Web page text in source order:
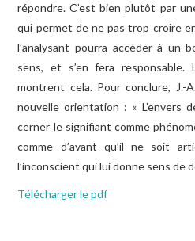
répondre. C’est bien plutôt par
qui permet de ne pas trop croire
l’analysant pourra accéder à un
sens, et s’en fera responsable.
montrent cela. Pour conclure, J.-
nouvelle orientation : « L’envers
cerner le signifiant comme
comme d’avant qu’il ne soit
l’inconscient qui lui donne sens de
Télécharger le pdf